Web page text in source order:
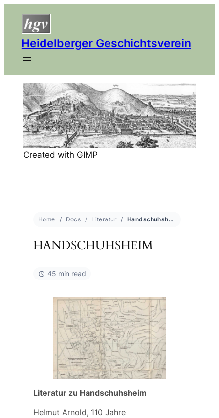
Heidelberger Geschichtsverein
Created with GIMP
Home Docs Literatur Handschuhsheim
HANDSCHUHSHEIM
45 min read
Literatur zu Handschuhsheim
Helmut Arnold, 110 Jahre